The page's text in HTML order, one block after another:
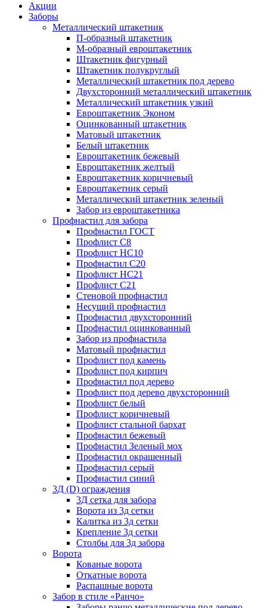
Акции
Заборы
Металлический штакетник
П-образный штакетник
М-образный евроштакетник
Штакетник фигурный
Штакетник полукруглый
Металлический штакетник под дерево
Двухсторонний металлический штакетник
Металлический штакетник узкий
Евроштакетник Эконом
Оцинкованный штакетник
Матовый штакетник
Белый штакетник
Евроштакетник бежевый
Евроштакетник желтый
Евроштакетник коричневый
Евроштакетник серый
Металлический штакетник зеленый
Забор из евроштакетника
Профнастил для забора
Профнастил ГОСТ
Профлист С8
Профлист НС10
Профнастил С20
Профлист НС21
Профлист С21
Стеновой профнастил
Несущий профнастил
Профнастил двухсторонний
Профнастил оцинкованный
Забор из профнастила
Матовый профнастил
Профлист под камень
Профлист под кирпич
Профнастил под дерево
Профлист под дерево двухсторонний
Профлист белый
Профлист коричневый
Профлист стальной бархат
Профнастил бежевый
Профнастил Зеленый мох
Профнастил окрашенный
Профнастил серый
Профнастил синий
3Д (D) ограждения
3Д сетка для забора
Ворота из 3д сетки
Калитка из 3д сетки
Крепление 3д сетки
Столбы для 3д забора
Ворота
Кованые ворота
Откатные ворота
Распашные ворота
Забор в стиле «Ранчо»